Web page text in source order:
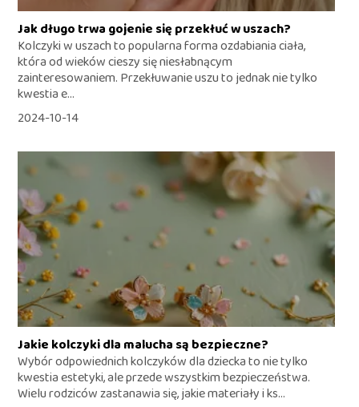
Jak długo trwa gojenie się przekłuć w uszach?
Kolczyki w uszach to popularna forma ozdabiania ciała,
która od wieków cieszy się niesłabnącym
zainteresowaniem. Przekłuwanie uszu to jednak nie tylko
kwestia e...
2024-10-14
Jakie kolczyki dla malucha są bezpieczne?
Wybór odpowiednich kolczyków dla dziecka to nie tylko
kwestia estetyki, ale przede wszystkim bezpieczeństwa.
Wielu rodziców zastanawia się, jakie materiały i ks...